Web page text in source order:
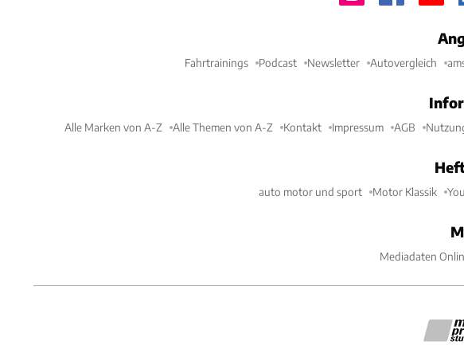
Fahrtrainings Podcast Newsletter Autovergleich
Alle Marken von A-Z Alle Themen von A-Z Kontakt Impressum AGB
auto motor und sport Motor Klassik
Mediadaten